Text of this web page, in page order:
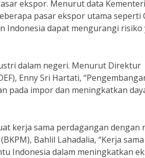
ekspor. Menurut data
pasar ekspor utama seperti
Indonesia dapat mengurangi risiko
dalam negeri. Menurut Direktur
Enny Sri Hartati,
pada impor dan meningkatkan
kerja sama perdagangan dengan
Bahlil Lahadalia, “Kerja sama
Indonesia dalam meningkatkan